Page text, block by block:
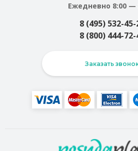
Ежедневно 8:00 —
8 (495) 532-45-
8 (800) 444-72-
Заказать